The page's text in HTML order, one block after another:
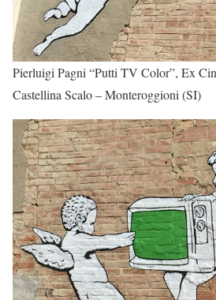
Pierluigi Pagni “Putti TV Color”, Ex
Castellina Scalo – Monteroggioni (SI)